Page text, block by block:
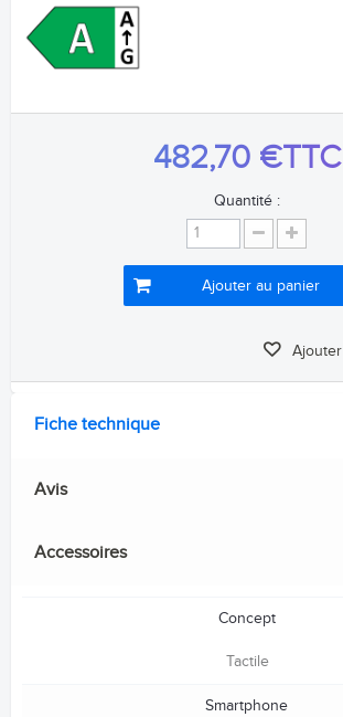
482,70 €TTC
Quantité :
Ajouter au panier
Fiche technique
Avis
Accessoires
Concept
Tactile
Smartphone